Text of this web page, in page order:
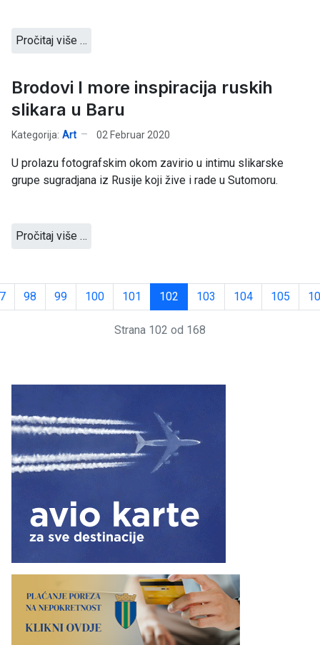
Pročitaj više …
Brodovi I more inspiracija ruskih
slikara u Baru
Kategorija: Art 02 Februar 2020
U prolazu fotografskim okom zavirio u intimu slikarske
grupe sugradjana iz Rusije koji žive i rade u Sutomoru.
Pročitaj više …
98 99 100 101 102 103 104 105
Strana 102 od 168